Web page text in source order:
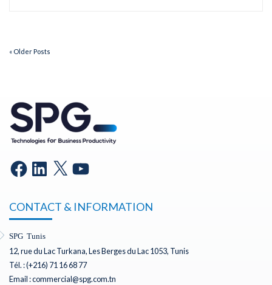
« Older Posts
CONTACT & INFORMATION
SPG Tunis
12, rue du Lac Turkana, Les Berges du Lac 1053, Tunis
Tél. : (+216) 71 16 68 77
Email : commercial@spg.com.tn